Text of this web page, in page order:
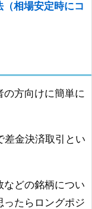
相場安定時にコ
の方向けに簡単に
差金決済取引とい
などの銘柄につい
ったらロングポジ